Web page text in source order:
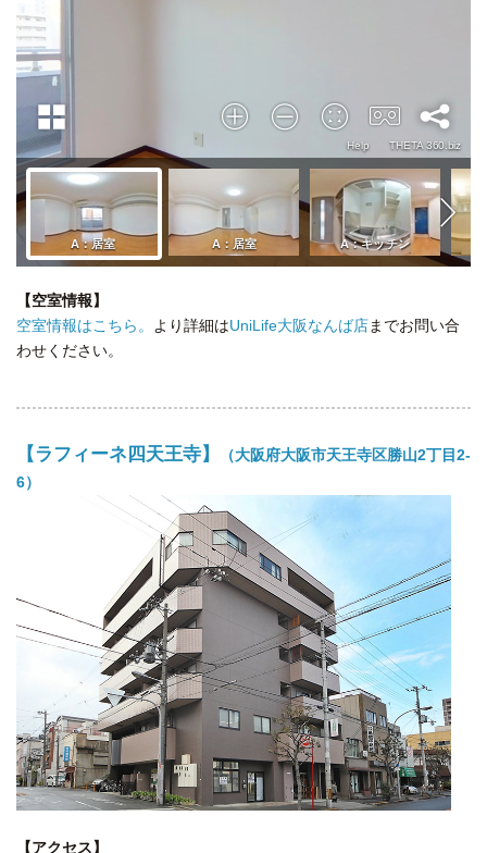
【空室情報】
空室情報はこちら。 より詳細はUniLife大阪なんば店までお問い合
わせください。
【ラフィーネ四天王寺】
（大阪府大阪市天王寺区勝山2丁目2-
6）
【アクセス】